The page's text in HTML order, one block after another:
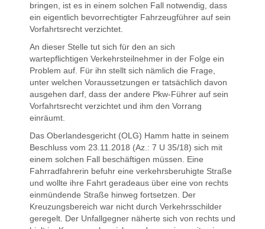
bringen, ist es in einem solchen Fall notwendig, dass
ein eigentlich bevorrechtigter Fahrzeugführer auf sein
Vorfahrtsrecht verzichtet.
An dieser Stelle tut sich für den an sich
wartepflichtigen Verkehrsteilnehmer in der Folge ein
Problem auf. Für ihn stellt sich nämlich die Frage,
unter welchen Voraussetzungen er tatsächlich davon
ausgehen darf, dass der andere Pkw-Führer auf sein
Vorfahrtsrecht verzichtet und ihm den Vorrang
einräumt.
Das Oberlandesgericht (OLG) Hamm hatte in seinem
Beschluss vom 23.11.2018 (Az.: 7 U 35/18) sich mit
einem solchen Fall beschäftigen müssen. Eine
Fahrradfahrerin befuhr eine verkehrsberuhigte Straße
und wollte ihre Fahrt geradeaus über eine von rechts
einmündende Straße hinweg fortsetzen. Der
Kreuzungsbereich war nicht durch Verkehrsschilder
geregelt. Der Unfallgegner näherte sich von rechts und